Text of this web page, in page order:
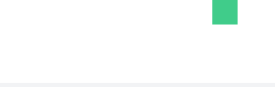
košík